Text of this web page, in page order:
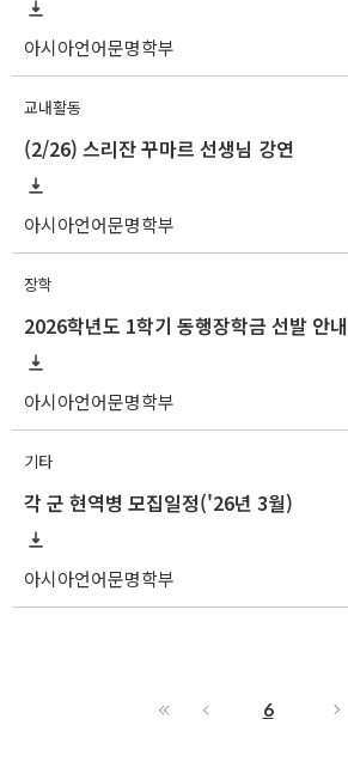
아시아언어문명학부
교내활동
(2/26) 스리잔 꾸마르 선생님 강연
아시아언어문명학부
장학
2026학년도 1학기 동행장학금 선발 안내
아시아언어문명학부
기타
각 군 현역병 모집일정('26년 3월)
아시아언어문명학부
6